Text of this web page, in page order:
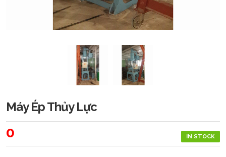
Máy Ép Thủy Lực
0 IN STOCK